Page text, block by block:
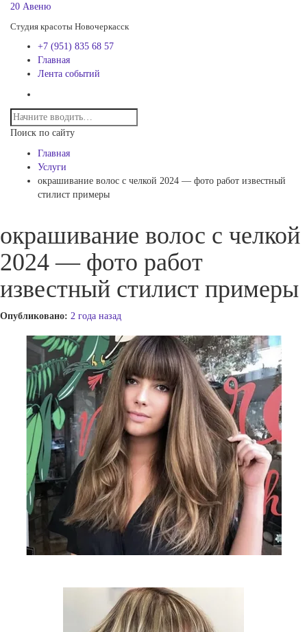
20 Авеню
Студия красоты Новочеркасск
+7 (951) 835 68 57
Главная
Лента событий
Поиск по сайту
Главная
Услуги
окрашивание волос с челкой 2024 — фото работ известный
стилист примеры
окрашивание волос с челкой
2024 — фото работ
известный стилист примеры
Опубликовано: 2 года назад